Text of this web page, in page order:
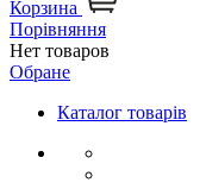
Корзина
Порівняння
Нет товаров
Обране
Каталог товарів